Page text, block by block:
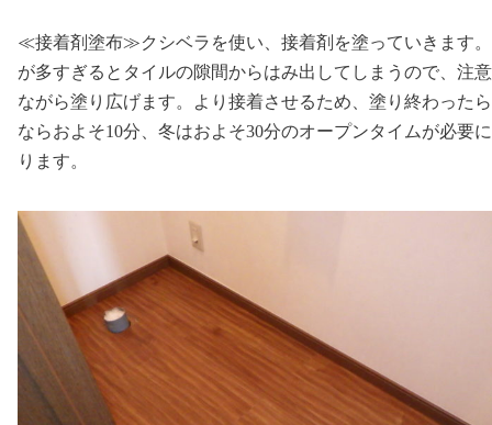
≪接着剤塗布≫クシベラを使い、接着剤を塗っていきます
が多すぎるとタイルの隙間からはみ出してしまうので、注
ながら塗り広げます。より接着させるため、塗り終わった
ならおよそ10分、冬はおよそ30分のオープンタイムが必要
ります。